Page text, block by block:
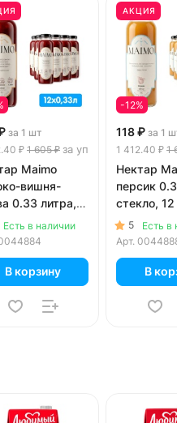
за 1 шт
₽1 605 ₽ за уп
Maimo
вишня-
0.33 литра,
12 шт. в уп.
Есть в наличии
В корзину
АКЦИЯ
-12%
118 ₽ за 1
1 412.40 ₽ 1
Нектар
персик
стекло,
5
Есть в
Арт.
В